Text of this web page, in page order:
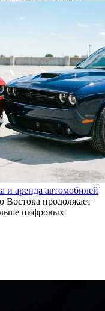
и аренда автомобилей
продолжает
цифровых